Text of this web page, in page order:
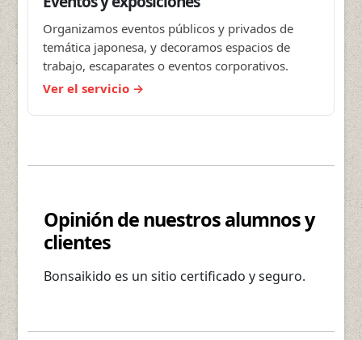
Organizamos eventos públicos y privados de
temática japonesa, y decoramos espacios de
trabajo, escaparates o eventos corporativos.
Ver el servicio
Opinión de nuestros alumnos y
clientes
Bonsaikido es un sitio certificado y seguro.